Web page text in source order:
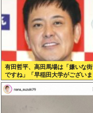
有田哲平、高田馬場は「嫌いな街
ですね」「早稲田大学がございま
す、僕は落ちましたので」